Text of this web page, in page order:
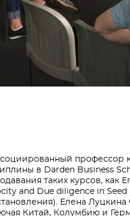
профессор
в Darden Business
таких курсов, как
and Due diligence in
Елена
Китай, Колумбию и